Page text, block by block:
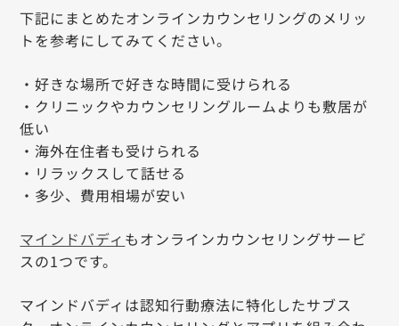
下記にまとめたオンラインカウンセリングのメリッ
トを参考にしてみてください。
・好きな場所で好きな時間に受けられる
・クリニックやカウンセリングルームよりも敷居が
低い
・海外在住者も受けられる
・リラックスして話せる
・多少、費用相場が安い
マインドバディ もオンラインカウンセリングサービ
スの1つです。
マインドバディは認知行動療法に特化したサブス